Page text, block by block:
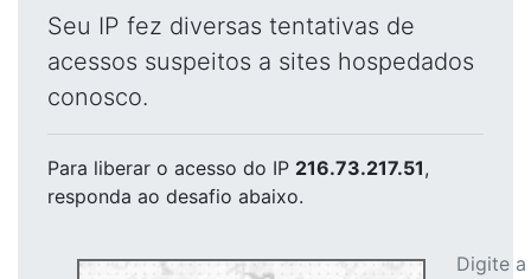
Seu IP fez diversas tentativas de
acessos suspeitos a sites hospedados
conosco.
Para liberar o acesso do IP 216.73.217.51,
responda ao desafio abaixo.
Digite